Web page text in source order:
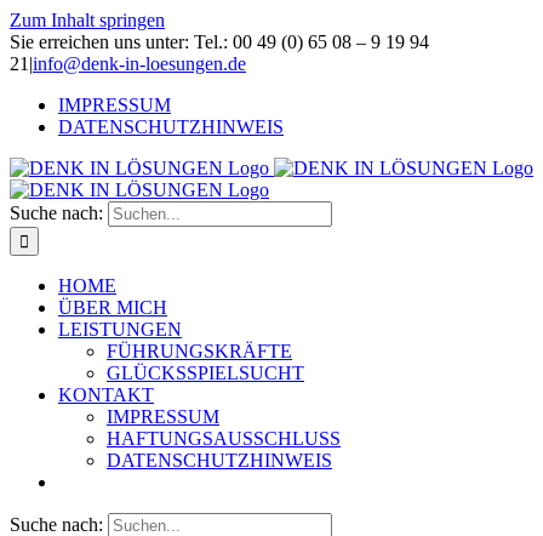
Zum Inhalt springen
Sie erreichen uns unter: Tel.: 00 49 (0) 65 08 – 9 19 94
21 |info@denk-in-loesungen.de
IMPRESSUM
DATENSCHUTZHINWEIS
Suche nach:
HOME
ÜBER MICH
LEISTUNGEN
FÜHRUNGSKRÄFTE
GLÜCKSSPIELSUCHT
KONTAKT
IMPRESSUM
HAFTUNGSAUSSCHLUSS
DATENSCHUTZHINWEIS
Suche nach: